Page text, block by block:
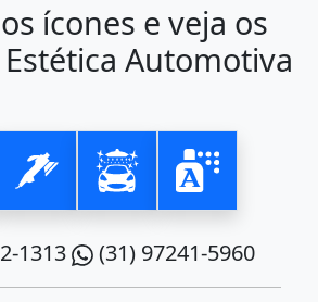
ícones e veja os
Automotiva
1313 (31) 97241-5960